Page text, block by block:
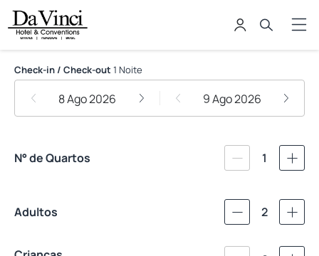
Da Vinci Hotel & Conventions by
Check-in / Check-out 1 Noite
8 Ago 2026 9 Ago 2026
N° de Quartos 1
Adultos 2